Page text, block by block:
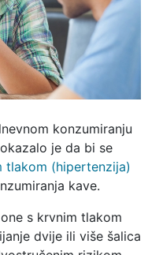
konzumiranju
je da bi se
tlakom (hipertenzija)
kave.
s krvnim tlakom
dvije ili više šalica